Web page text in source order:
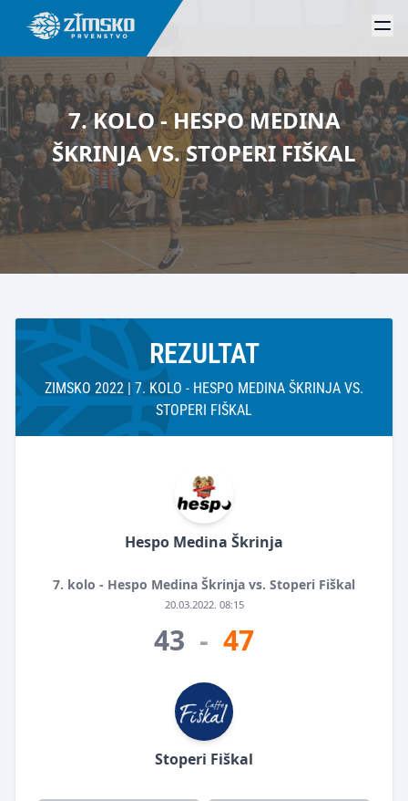
7. KOLO - HESPO MEDINA
ŠKRINJA VS. STOPERI FIŠKAL
REZULTAT
ZIMSKO 2022 | 7. KOLO - HESPO MEDINA ŠKRINJA VS.
STOPERI FIŠKAL
Hespo Medina Škrinja
7. kolo - Hespo Medina Škrinja vs. Stoperi Fiškal
20.03.2022. 08:15
43 - 47
Stoperi Fiškal